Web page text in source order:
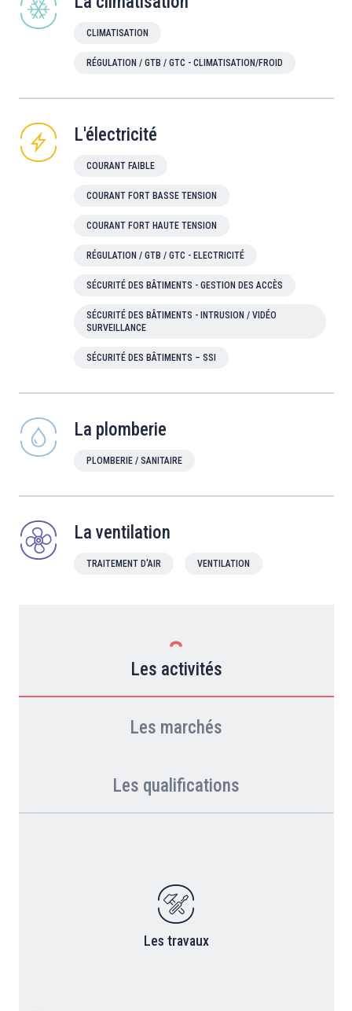
CLIMATISATION
RÉGULATION / GTB / GTC - CLIMATISATION/FROID
L'électricité
COURANT FAIBLE
COURANT FORT BASSE TENSION
COURANT FORT HAUTE TENSION
RÉGULATION / GTB / GTC - ELECTRICITÉ
SÉCURITÉ DES BÂTIMENTS - GESTION DES ACCÈS
SÉCURITÉ DES BÂTIMENTS - INTRUSION / VIDÉO
SURVEILLANCE
SÉCURITÉ DES BÂTIMENTS – SSI
La plomberie
PLOMBERIE / SANITAIRE
La ventilation
TRAITEMENT D'AIR VENTILATION
Les activités
Les marchés
Les qualifications
Les travaux